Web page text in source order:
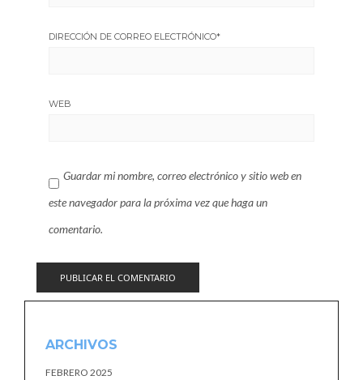
DIRECCIÓN DE CORREO ELECTRÓNICO*
WEB
Guardar mi nombre, correo electrónico y sitio web en
este navegador para la próxima vez que haga un
comentario.
ARCHIVOS
FEBRERO 2025